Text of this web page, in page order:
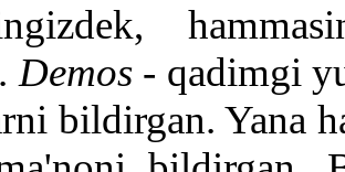
Demos- qadimgi
bildirgan. Yana